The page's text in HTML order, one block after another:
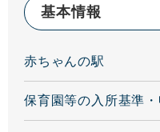
基本情報
赤ちゃんの駅
保育園等の入所基準